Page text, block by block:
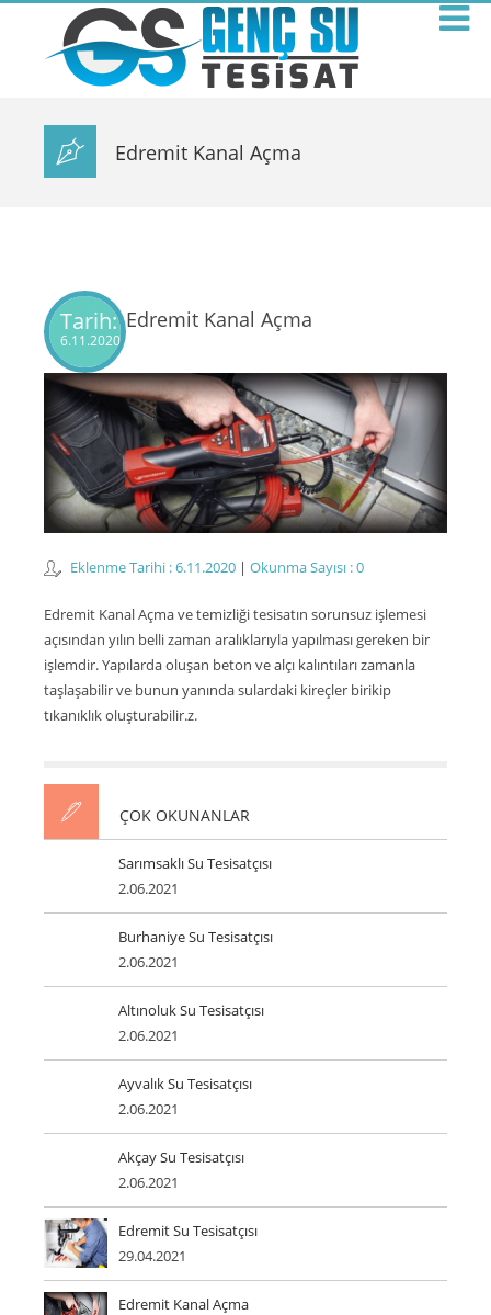
Edremit Kanal Açma
Tarih:
6.11.2020
Edremit Kanal Açma
Eklenme Tarihi : 6.11.2020 | Okunma Sayısı : 0
Edremit Kanal Açma ve temizliği tesisatın sorunsuz işlemesi
açısından yılın belli zaman aralıklarıyla yapılması gereken bir
işlemdir. Yapılarda oluşan beton ve alçı kalıntıları zamanla
taşlaşabilir ve bunun yanında sulardaki kireçler birikip
tıkanıklık oluşturabilir.z.
ÇOK OKUNANLAR
Sarımsaklı Su Tesisatçısı
2.06.2021
Burhaniye Su Tesisatçısı
2.06.2021
Altınoluk Su Tesisatçısı
2.06.2021
Ayvalık Su Tesisatçısı
2.06.2021
Akçay Su Tesisatçısı
2.06.2021
Edremit Su Tesisatçısı
29.04.2021
Edremit Kanal Açma